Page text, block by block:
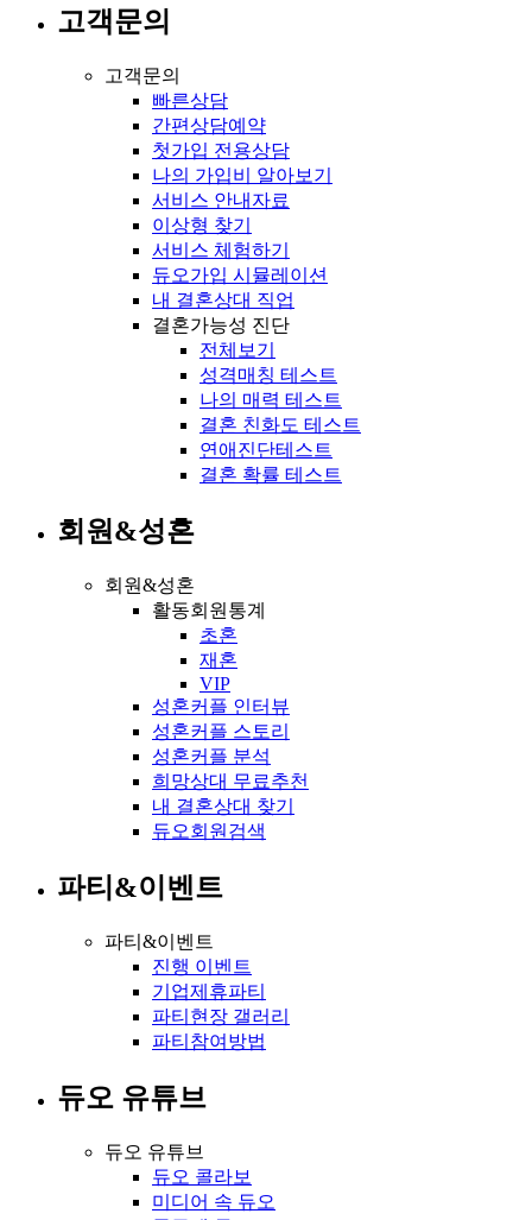
고객문의
고객문의
빠른상담
간편상담예약
첫가입 전용상담
나의 가입비 알아보기
서비스 안내자료
이상형 찾기
서비스 체험하기
듀오가입 시뮬레이션
내 결혼상대 직업
결혼가능성 진단
전체보기
성격매칭 테스트
나의 매력 테스트
결혼 친화도 테스트
연애진단테스트
결혼 확률 테스트
회원&성혼
회원&성혼
활동회원통계
초혼
재혼
VIP
성혼커플 인터뷰
성혼커플 스토리
성혼커플 분석
희망상대 무료추천
내 결혼상대 찾기
듀오회원검색
파티&이벤트
파티&이벤트
진행 이벤트
기업제휴파티
파티현장 갤러리
파티참여방법
듀오 유튜브
듀오 유튜브
듀오 콜라보
미디어 속 듀오